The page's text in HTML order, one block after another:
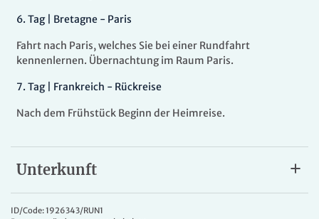
6. Tag | Bretagne - Paris
Fahrt nach Paris, welches Sie bei einer Rundfahrt
kennenlernen. Übernachtung im Raum Paris.
7. Tag | Frankreich - Rückreise
Nach dem Frühstück Beginn der Heimreise.
Unterkunft
Gute Mittelklassehotels
Sie wohnen in Hotels der guten Mittelklasse in
ID/Code: 1926343/RUN1